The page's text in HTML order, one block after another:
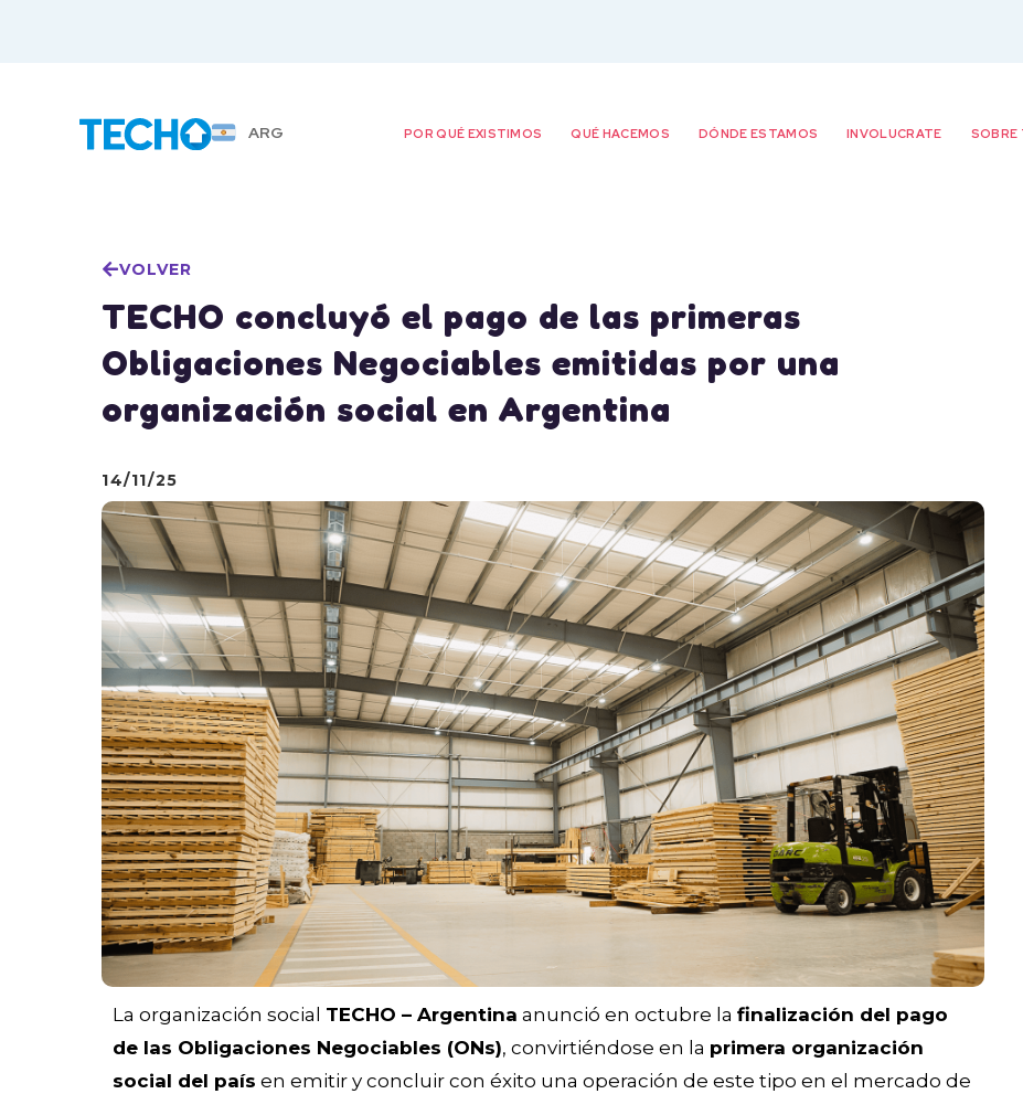
ARG POR QUÉ EXISTIMOS QUÉ HACEMOS DÓNDE ESTAMOS INVOLUCRATE SOBRE
VOLVER
TECHO concluyó el pago de las primeras
Obligaciones Negociables emitidas por una
organización social en Argentina
14/11/25
La organización social TECHO – Argentina anunció en octubre la finalización del pago
de las Obligaciones Negociables (ONs), convirtiéndose en la primera organización
social del país en emitir y concluir con éxito una operación de este tipo en el mercado de